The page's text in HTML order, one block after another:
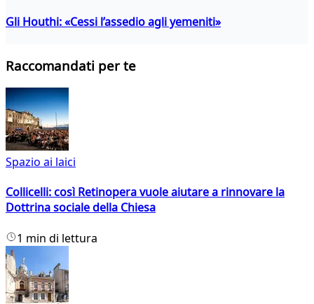
Gli Houthi: «Cessi l’assedio agli yemeniti»
Raccomandati per te
Spazio ai laici
Collicelli: così Retinopera vuole aiutare a rinnovare la
Dottrina sociale della Chiesa
1 min di lettura